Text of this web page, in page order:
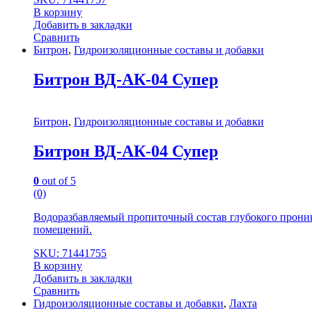
В корзину
Добавить в закладки
Сравнить
Битрон, Гидроизоляционные составы и добавки
Битрон ВД-АК-04 Супер
Битрон, Гидроизоляционные составы и добавки
Битрон ВД-АК-04 Супер
0 out of 5
(0)
Водоразбавляемый пропиточный состав глубокого
помещений.
SKU: 71441755
В корзину
Добавить в закладки
Сравнить
Гидроизоляционные составы и добавки, Лахта